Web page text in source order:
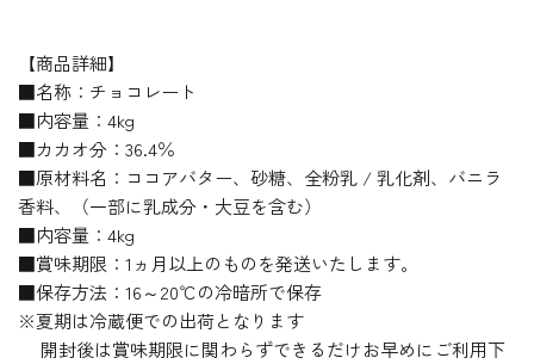
【商品詳細】
■名称：チョコレート
■内容量：4kg
■カカオ分：36.4％
■原材料名：ココアバター、砂糖、全粉乳 / 乳化剤、バニラ
香料、（一部に乳成分・大豆を含む）
■内容量：4kg
■賞味期限：1ヵ月以上のものを発送いたします。
■保存方法：16～20℃の冷暗所で保存
※夏期は冷蔵便での出荷となります
開封後は賞味期限に関わらずできるだけお早めにご利用下